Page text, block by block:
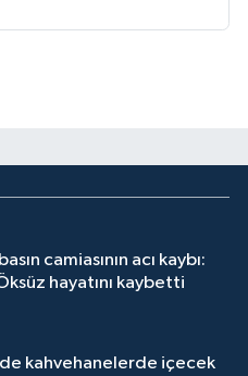
camiasının acı kaybı:
hayatını kaybetti
kahvehanelerde içecek